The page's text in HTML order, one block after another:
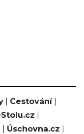
Cestování|
Úschovna.cz